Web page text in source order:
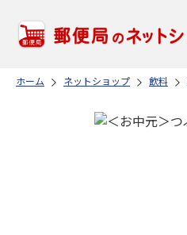
ホーム ネットショップ 飲料